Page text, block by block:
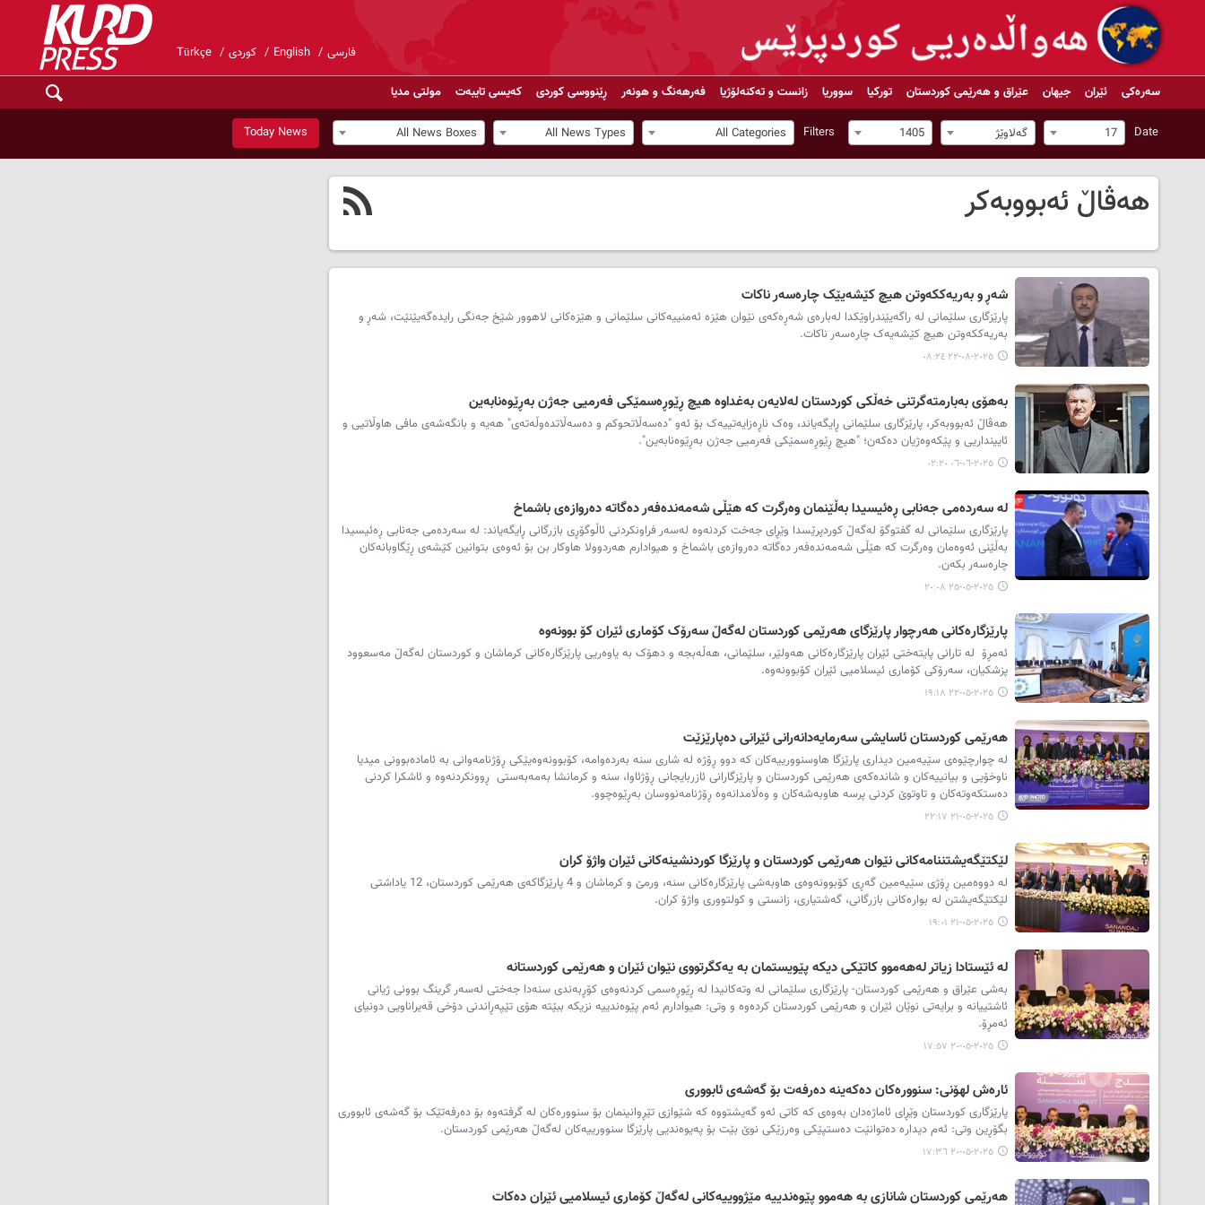
فارسی English کوردی Türkçe
سەرەکی ئێران جیهان عێراق و هەرێمی کوردستان تورکیا سووریا زانست و تەکنەلۆژیا فەرهەنگ و هونەر ڕێنووسی کوردی کەیسی تایبەت مولتی مدیا
Date
17 گەلاوێژ 1405
Filters
All Categories
All News Types
All News Boxes
Today News
هەڤاڵ ئەبووبەکر
شەڕ و بەریەککەوتن هیچ کێشەیێک چارەسەر ناکات
پارێزگاری سلێمانی لە راگەیێندراوێکدا لەبارەی شەڕەکەی نێوان هێزە ئەمنییەکانی سلێمانی و هێزەکانی لاهوور شێخ جەنگی رایدەگەیێنێت، شەڕ و
بەریەککەوتن هیچ کێشەیەک چارەسەر ناکات.
٢٠٢٥-٠٨-٢٢ ٠٨:٢٤
بەهۆی بەبارمتەگرتنی خەڵکی کوردستان لەلایەن بەغداوە هیچ ڕێوڕەسمێکی فەرمیی جەژن بەڕێوەنابەین
هەڤاڵ ئەبووبەکر، پارێزگاری سلێمانی ڕایگه‌یاند، وەک ناڕەزایەتییەک بۆ ئەو "دەسەڵاتحوکم و دەسەڵاتدەوڵەتەی" هەیە و بانگەشەی مافی هاوڵاتیی و
ئایینداریی و پێکەوەژیان دەکەن؛ "هیچ ڕێوڕەسمێکی فەرمیی جەژن بەڕێوەنابەین".
٢٠٢٥-٠٦-٠٦ ٠٢:٢٠
لە سەردەمی جەنابی ڕەئیسیدا بەڵێنمان وەرگرت کە هێڵی شەمەندەفەر دەگاتە دەروازەی باشماخ
پارێزگاری سلێمانی لە گفتوگۆ لەگەڵ کوردپرێسدا وێڕای جەخت کردنەوە لەسەر فراونکردنی ئاڵوگۆڕی بازرگانی ڕایگەیاند: لە سەردەمی جەنابی ڕەئیسیدا
بەڵێنی ئەوەمان وەرگرت کە هێڵی شەمەندەفەر دەگاتە دەروازەی باشماخ و هیوادارم هەردوولا هاوکار بن بۆ ئەوەی بتوانین کێشەی ڕێگاوبانەکان
چارەسەر بکەن.
٢٠٢٥-٠٥-٢٥ ٢٠:٠٨
پارێزگارەکانی هەرچوار پارێزگای هەرێمی کوردستان لەگەڵ سەرۆک کۆماری ئێران کۆ بوونەوە
ئەمڕۆ لە تارانی پایتەختی ئێران پارێزگارەکانی هەولێر، سلێمانی، هەڵەبجە و دهۆک بە یاوەریی پارێزگارەکانی کرماشان و کوردستان لەگەڵ مەسعوود
پزشکیان، سەرۆكى کۆماری ئیسلامیی ئێران کۆبوونەوە.
٢٠٢٥-٠٥-٢٢ ١٩:١٨
هەرێمی کوردستان ئاسایشی سەرمایەدانەرانی ئێرانی دەپارێزێت
لە چوارچێوەى سێیەمین دیدارى پارێزگا هاوسنوورییەکان کە دوو ڕۆژە له‌ شارى سنه‌ بەردەوامە، کۆبوونەوەیێکی ڕۆژنامەوانی بە ئامادەبوونی میدیا
ناوخۆیی و بیانییەکان و شاندەکەی هەرێمی کوردستان و پارێزگارانى ئازربایجانى ڕۆژئاوا، سنە و کرمانشا بەمەبەستى ڕوونکردنەوە و ئاشکرا کردنی
دەستکەوتەکان و تاوتوێ کردنی پرسە هاوبەشەکان و وەڵامدانەوە ڕۆژنامەنووسان بەڕێوەچوو.
٢٠٢٥-٠٥-٢١ ٢٢:١٧
لێکتێگەیشتننامەکانی نێوان هەرێمی کوردستان و پارێزگا کوردنشینەکانی ئێران واژۆ کران
لە دووەمین ڕۆژی سێیەمین گەڕی کۆبوونەوەی هاوبەشی پارێزگارەکانی سنە، ورمێ و کرماشان و 4 پارێزگاکەی هەرێمی کوردستان، 12 یاداشتی
لێکتێگەیشتن لە بوارەکانی بازرگانی، گەشتیاری، زانستی و کولتووری واژۆ کران.
٢٠٢٥-٠٥-٢١ ١٩:٠١
لە ئێستادا زیاتر لەهەموو کاتێکی دیکە پێویستمان بە یەکگرتووی نێوان ئێران و هەرێمی کوردستانە
بەشی عێراق و هەرێمی کوردستان- پارێزگاری سلێمانی لە وتەکانیدا لە ڕێوڕەسمی کردنەوەی کۆڕبەندی سنەدا جەختی لەسەر گرینگ بوونی ژیانی
ئاشتییانە و برایەتی نوێان ئێران و هەرێمی کوردستان کردەوە و وتی: هیوادارم ئەم پێوەندییە نزیکە ببێتە هۆی تێپەڕاندنی دۆخی قەیراناویی دونیای
ئەمڕۆ.
٢٠٢٥-٠٥-٢٠ ١٧:٥٧
ئارەش لهۆنی: سنوورەکان دەکەینە دەرفەت بۆ گەشەی ئابووری
پارێزگاری کوردستان وێڕای ئاماژەدان بەوەی کە کاتی ئەو گەیشتووە کە شێوازی تێڕوانینمان بۆ سنوورەکان لە گرفتەوە بۆ دەرفەتێک بۆ گەشەی ئابووری
بگۆڕین وتی: ئەم دیدارە دەتوانێت دەستپێکی وەرزێکی نوێ بێت بۆ پەیوەندیی پارێزگا سنوورییەکان لەگەڵ هەرێمی کوردستان.
٢٠٢٥-٠٥-٢٠ ١٧:٣٦
هەرێمی کوردستان شانازی بە هەموو پێوەندییە مێژووییەکانی لەگەڵ کۆماری ئیسلامیی ئێران دەکات